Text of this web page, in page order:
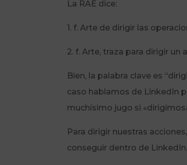
La RAE dice:
1. f. Arte de dirigir las
2. f. Arte, traza para dirigir un
Bien, la palabra clave es
caso hablamos de LinkedIn
muchísimo jugo si
Para dirigir nuestras
conseguir dentro de LinkedIn.